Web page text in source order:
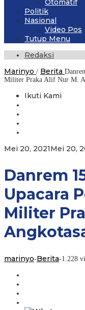
Otomatif
Politik
Nasional
Video Pos
Tutup Menu
Redaksi
Marinyo / Berita
Militer Praka Alif Nur M.
Ikuti Kami
Mei 20, 2021Mei 20,
Danrem
Upacara
Militer
marinyo-Berita-1.228